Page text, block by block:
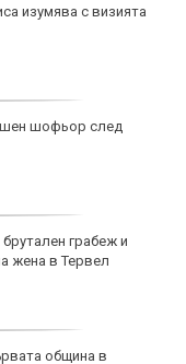
изумява с визията
шофьор след
грабеж и
жена в Тервел
община в